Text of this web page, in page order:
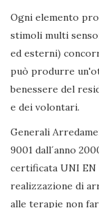
Ogni elemento
stimoli multi
ed esterni)
può produrre
benessere del
e dei volontari.
Generali
9001 dall´anno
certificata UNI EN
realizzazione di
alle terapie non